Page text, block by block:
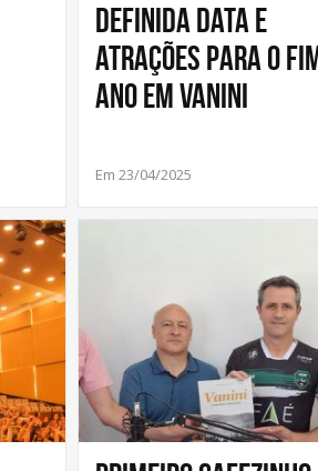
Definida data e
atrações para o
Ano em Vanini
Em 23/04/2025